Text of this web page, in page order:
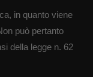
in quanto viene
può pertanto
della legge n. 62